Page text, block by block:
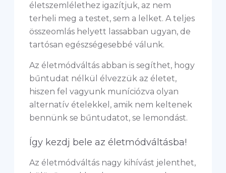
életszemlélethez igazítjuk, az nem
terheli meg a testet, sem a lelket. A teljes
összeomlás helyett lassabban ugyan, de
tartósan egészségesebbé válunk.
Az életmódváltás abban is segíthet, hogy
bűntudat nélkül élvezzük az életet,
hiszen fel vagyunk muníciózva olyan
alternatív ételekkel, amik nem keltenek
bennünk se bűntudatot, se lemondást.
Így kezdj bele az életmódváltásba!
Az életmódváltás nagy kihívást jelenthet,